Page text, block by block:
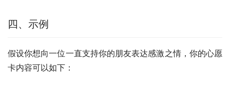
四、示例
假设你想向一位一直支持你的朋友表达感激之情，你的心愿
卡内容可以如下：